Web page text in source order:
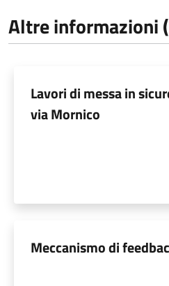
Altre informazioni
Lavori di messa in
via Mornico
Meccanismo di